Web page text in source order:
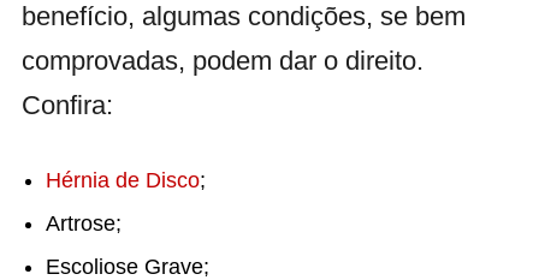
benefício, algumas condições, se bem
comprovadas, podem dar o direito.
Confira:
Hérnia de Disco;
Artrose;
Escoliose Grave;